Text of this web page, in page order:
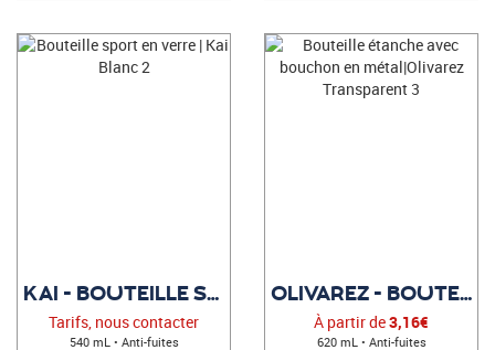
KAI - BOUTEILLE SPORT EN VERRE
Tarifs, nous contacter
540 mL • Anti-fuites
OLIVAREZ - BOUTEILLE ÉTANCHE
À partir de3,16€
620 mL • Anti-fuites